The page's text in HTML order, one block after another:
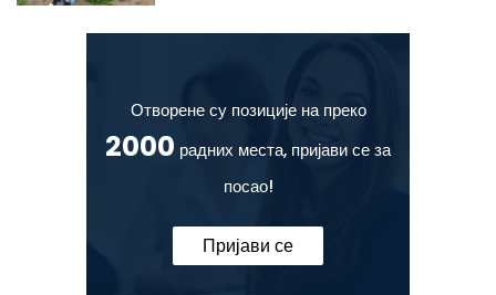
Отворене су позиције на преко
2000 радних места, пријави се за
посао!
Пријави се